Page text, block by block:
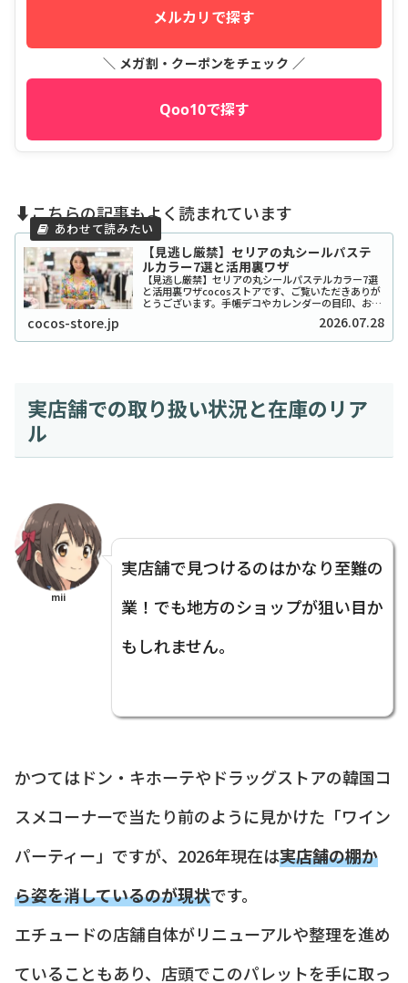
メルカリで探す
＼ メガ割・クーポンをチェック ／
Qoo10で探す
⬇️こちらの記事もよく読まれています
【見逃し厳禁】セリアの丸シールパステ
ルカラー7選と活用裏ワザ
【見逃し厳禁】セリアの丸シールパステルカラー7選
と活用裏ワザcocosストアです、ご覧いただきありが
とうございます。手帳デコやカレンダーの目印、お子
さんのシール貼り遊びなど、私たちの生活に欠かせな
い文房具といえば「丸シール」ですよね。中でも...
cocos-store.jp 2026.07.28
実店舗での取り扱い状況と在庫のリア
ル
mii
実店舗で見つけるのはかなり至難の
業！でも地方のショップが狙い目か
もしれません。
かつてはドン・キホーテやドラッグストアの韓国コ
スメコーナーで当たり前のように見かけた「ワイン
パーティー」ですが、2026年現在は実店舗の棚か
ら姿を消しているのが現状です。
エチュードの店舗自体がリニューアルや整理を進め
ていることもあり、店頭でこのパレットを手に取っ